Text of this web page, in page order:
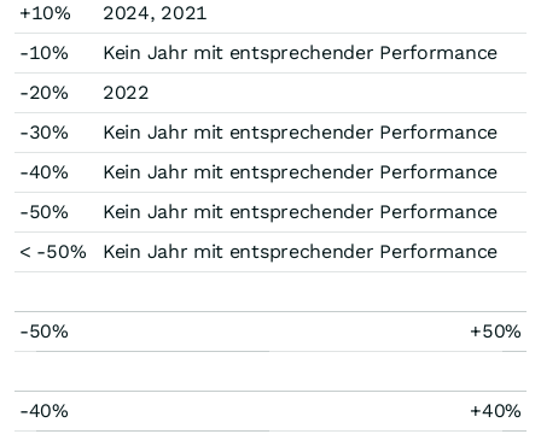
+10%
2024, 2021
-10%
Kein Jahr mit entsprechender Performance
-20%
2022
-30%
Kein Jahr mit entsprechender Performance
-40%
Kein Jahr mit entsprechender Performance
-50%
Kein Jahr mit entsprechender Performance
< -50%
Kein Jahr mit entsprechender Performance
-50% +50%
-40% +40%